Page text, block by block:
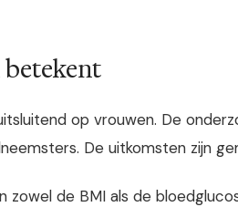
op vrouwen. De
De uitkomsten zijn
zowel de BMI als de